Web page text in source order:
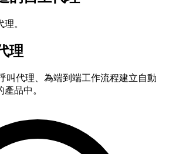
。
理
叫代理、為端到端工作流程建立自動
品中。